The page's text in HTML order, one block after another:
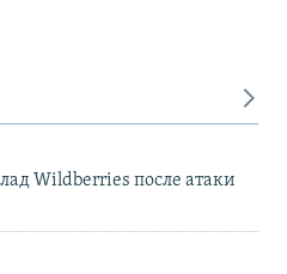
Wildberries после атаки